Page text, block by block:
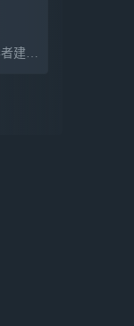
《明日方舟：终末地》游戏中，初学者建议使用汤汤，以确保稳定性，逐步提升难度。洁尔佩塔要求更高，但战技易空放，初试应避之。装备选择上，狼卫武器“理性告别”优先，强调源石技艺与燃烧等级。面对难度较高的敌人，合理利用艾特拉战技和莱万汀强化是关键，而节约体力也是实操中不可忽视的环节。